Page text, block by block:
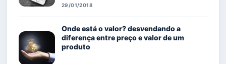
29/01/2018
Onde está o valor? desvendando a
diferença entre preço e valor de um
produto